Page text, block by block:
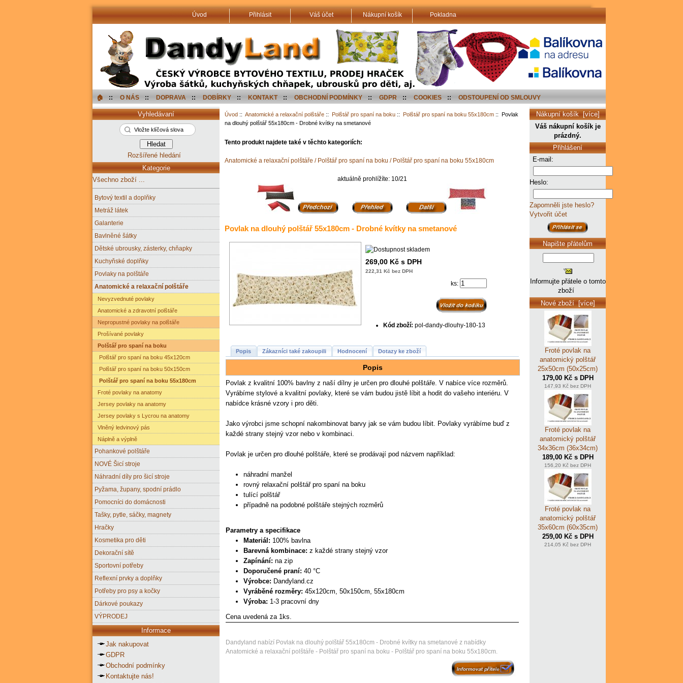
Úvod Přihlásit Váš účet Nákupní košík Pokladna
🏠︎ :: O NÁS :: DOPRAVA :: DOBÍRKY :: KONTAKT :: OBCHODNÍ PODMÍNKY :: GDPR :: COOKIES :: ODSTOUPENÍ OD SMLOUVY
Úvod :: Anatomické a relaxační polštáře :: Polštář pro spaní na boku :: Polštář pro spaní na boku 55x180cm :: Povlak
na dlouhý polštář 55x180cm - Drobné kvítky na smetanové
Tento produkt najdete také v těchto kategoriích:
Anatomické a relaxační polštáře / Polštář pro spaní na boku / Polštář pro spaní na boku 55x180cm
aktuálně prohlížíte: 10/21
Povlak na dlouhý polštář 55x180cm - Drobné kvítky na smetanové
269,00 Kč s DPH
222,31 Kč bez DPH
ks:
Kód zboží: pol-dandy-dlouhy-180-13
Popis Zákazníci také zakoupili Hodnocení Dotazy ke zboží
Popis
Povlak z kvalitní 100% bavlny z naší dílny je určen pro dlouhé polštáře. V nabíce více rozměrů.
Vyrábíme stylové a kvalitní povlaky, které se vám budou jistě líbit a hodit do vašeho interiéru. V
nabídce krásné vzory i pro děti.
Jako výrobci jsme schopní nakombinovat barvy jak se vám budou líbit. Povlaky vyrábíme buď z
každé strany stejný vzor nebo v kombinaci.
Povlak je určen pro dlouhé polštáře, které se prodávají pod názvem například:
náhradní manžel
rovný relaxační polštář pro spaní na boku
tulící polštář
případně na podobné polštáře stejných rozměrů
Parametry a specifikace
Materiál: 100% bavlna
Barevná kombinace: z každé strany stejný vzor
Zapínání: na zip
Doporučené praní: 40 °C
Výrobce: Dandyland.cz
Vyráběné rozměry: 45x120cm, 50x150cm, 55x180cm
Výroba: 1-3 pracovní dny
Cena uvedená za 1ks.
Dandyland nabízí Povlak na dlouhý polštář 55x180cm - Drobné kvítky na smetanové z nabídky
Anatomické a relaxační polštáře - Polštář pro spaní na boku - Polštář pro spaní na boku 55x180cm.
Vyhledávaní
Rozšířené hledání
Kategorie
Všechno zboží ...
Bytový textil a doplňky
Metráž látek
Galanterie
Bavlněné šátky
Dětské ubrousky, zásterky, chňapky
Kuchyňské doplňky
Povlaky na polštáře
Anatomické a relaxační polštáře
Nevyzvednuté povlaky
Anatomické a zdravotní polštáře
Nepropustné povlaky na polštáře
Prošívané povlaky
Polštář pro spaní na boku
Polštář pro spaní na boku 45x120cm
Polštář pro spaní na boku 50x150cm
Polštář pro spaní na boku 55x180cm
Froté povlaky na anatomy
Jersey povlaky na anatomy
Jersey povlaky s Lycrou na anatomy
Vlněný ledvinový pás
Náplně a výplně
Pohankové polštáře
NOVÉ Šicí stroje
Náhradní díly pro šicí stroje
Pyžama, župany, spodní prádlo
Pomocníci do domácnosti
Tašky, pytle, sáčky, magnety
Hračky
Kosmetika pro děti
Dekorační sítě
Sportovní potřeby
Reflexní prvky a doplňky
Potřeby pro psy a kočky
Dárkové poukazy
VÝPRODEJ
Informace
Jak nakupovat
GDPR
Obchodní podmínky
Kontaktujte nás!
Nákupní košík [více]
Váš nákupní košík je
prázdný.
Přihlášení
E-mail:
Heslo:
Zapomněli jste heslo?
Vytvořit účet
Napište přátelům
Informujte přátele o tomto
zboží
Nové zboží [více]
Froté povlak na
anatomický polštář
25x50cm (50x25cm)
179,00 Kč s DPH
147,93 Kč bez DPH
Froté povlak na
anatomický polštář
34x36cm (36x34cm)
189,00 Kč s DPH
156,20 Kč bez DPH
Froté povlak na
anatomický polštář
35x60cm (60x35cm)
259,00 Kč s DPH
214,05 Kč bez DPH